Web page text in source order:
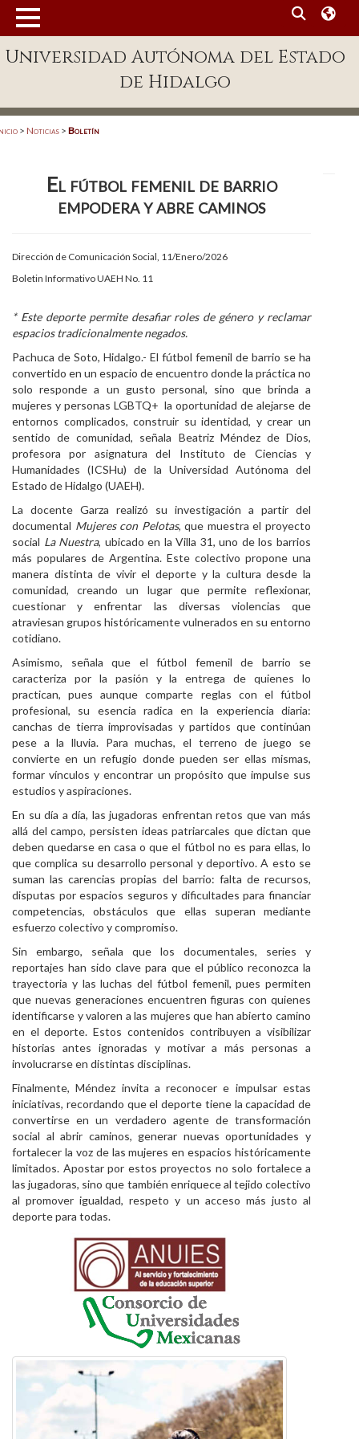
Enlaces
Patronato
Publicaciones en línea
Acreditación Internacional
Alumnado
Personal
Alumni
Visitantes
Universidad Autónoma del Estado
de Hidalgo
> Noticias > Boletín
El fútbol femenil de barrio
empodera y abre caminos
Dirección de Comunicación Social, 11/Enero/2026
Boletin Informativo UAEH No. 11
* Este deporte permite desafiar roles de género y reclamar
espacios tradicionalmente negados.
Pachuca de Soto, Hidalgo.- El fútbol femenil de barrio se ha
convertido en un espacio de encuentro donde la práctica no
solo responde a un gusto personal, sino que brinda a
mujeres y personas LGBTQ+ la oportunidad de alejarse de
entornos complicados, construir su identidad, y crear un
sentido de comunidad, señala Beatriz Méndez de Dios,
profesora por asignatura del Instituto de Ciencias y
Humanidades (ICSHu) de la Universidad Autónoma del
Estado de Hidalgo (UAEH).
La docente Garza realizó su investigación a partir del
documental Mujeres con Pelotas, que muestra el proyecto
social La Nuestra, ubicado en la Villa 31, uno de los barrios
más populares de Argentina. Este colectivo propone una
manera distinta de vivir el deporte y la cultura desde la
comunidad, creando un lugar que permite reflexionar,
cuestionar y enfrentar las diversas violencias que
atraviesan grupos históricamente vulnerados en su entorno
cotidiano.
Asimismo, señala que el fútbol femenil de barrio se
caracteriza por la pasión y la entrega de quienes lo
practican, pues aunque comparte reglas con el fútbol
profesional, su esencia radica en la experiencia diaria:
canchas de tierra improvisadas y partidos que continúan
pese a la lluvia. Para muchas, el terreno de juego se
convierte en un refugio donde pueden ser ellas mismas,
formar vínculos y encontrar un propósito que impulse sus
estudios y aspiraciones.
En su día a día, las jugadoras enfrentan retos que van más
allá del campo, persisten ideas patriarcales que dictan que
deben quedarse en casa o que el fútbol no es para ellas, lo
que complica su desarrollo personal y deportivo. A esto se
suman las carencias propias del barrio: falta de recursos,
disputas por espacios seguros y dificultades para financiar
competencias, obstáculos que ellas superan mediante
esfuerzo colectivo y compromiso.
Sin embargo, señala que los documentales, series y
reportajes han sido clave para que el público reconozca la
trayectoria y las luchas del fútbol femenil, pues permiten
que nuevas generaciones encuentren figuras con quienes
identificarse y valoren a las mujeres que han abierto camino
en el deporte. Estos contenidos contribuyen a visibilizar
historias antes ignoradas y motivar a más personas a
involucrarse en distintas disciplinas.
Finalmente, Méndez invita a reconocer e impulsar estas
iniciativas, recordando que el deporte tiene la capacidad de
convertirse en un verdadero agente de transformación
social al abrir caminos, generar nuevas oportunidades y
fortalecer la voz de las mujeres en espacios históricamente
limitados. Apostar por estos proyectos no solo fortalece a
las jugadoras, sino que también enriquece al tejido colectivo
al promover igualdad, respeto y un acceso más justo al
deporte para todas.